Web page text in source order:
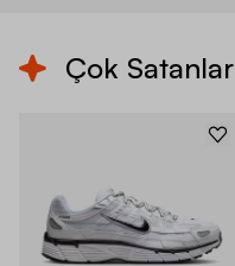
Çok Satanlar